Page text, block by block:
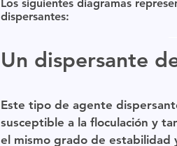
Los siguientes diagramas
dispersantes:
Un dispersante
Este tipo de agente
susceptible a la floculación y
el mismo grado de estabilidad